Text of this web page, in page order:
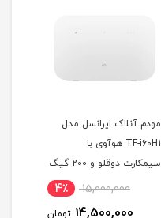
مودم آنلاک ایرانسل مدل
TF-i60H1 هوآوی با
سیمکارت دوقلو و 200 گیگ
اینترنت شش ماهه
15,000,000 4٪
14,500,000 تومان